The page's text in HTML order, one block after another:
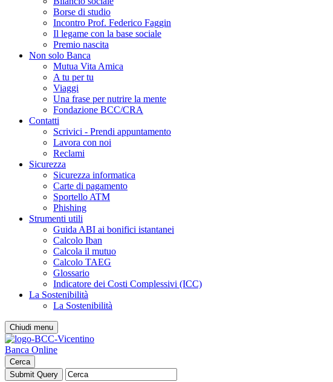
Borse di studio
Incontro Prof. Federico Faggin
Il legame con la base sociale
Premio nascita
Non solo Banca
Mutua Vita Amica
A tu per tu
Viaggi
Una frase per nutrire la mente
Fondazione BCC/CRA
Contatti
Scrivici - Prendi appuntamento
Lavora con noi
Reclami
Sicurezza
Sicurezza informatica
Carte di pagamento
Sportello ATM
Phishing
Strumenti utili
Guida ABI ai bonifici istantanei
Calcolo Iban
Calcola il mutuo
Calcolo TAEG
Glossario
Indicatore dei Costi Complessivi (ICC)
La Sostenibilità
La Sostenibilità
Chiudi menu
Banca Online
Cerca